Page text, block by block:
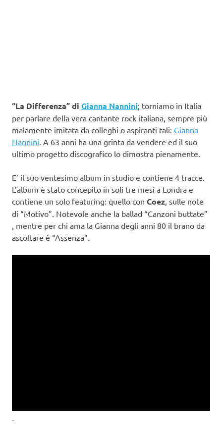
“La Differenza” di Gianna Nannini; torniamo in Italia
per parlare della vera cantante rock italiana, sempre più
malamente imitata da colleghi o aspiranti tali: Gianna
Nannini . A 63 anni ha una grinta da vendere ed il suo
ultimo progetto discografico lo dimostra pienamente.
E’ il suo ventesimo album in studio e contiene 4 tracce.
L’album è stato concepito in soli tre mesi a Londra e
contiene un solo featuring: quello con Coez , sulle note
di “Motivo”. Notevole anche la ballad “Canzoni buttate”
, mentre per chi ama la Gianna degli anni 80 il brano da
ascoltare è “Assenza”.
-